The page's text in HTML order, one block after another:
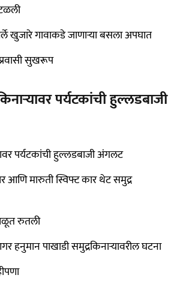
खुजारे गावाकडे जाणाऱ्या बसला अपघात
सुखरूप
पर्यटकांची हुल्लडबाजी
पर्यटकांची हुल्लडबाजी अंगलट
आणि मारुती स्विफ्ट कार थेट समुद्र
रुतली
हनुमान पाखाडी समुद्रकिनाऱ्यावरील घटना